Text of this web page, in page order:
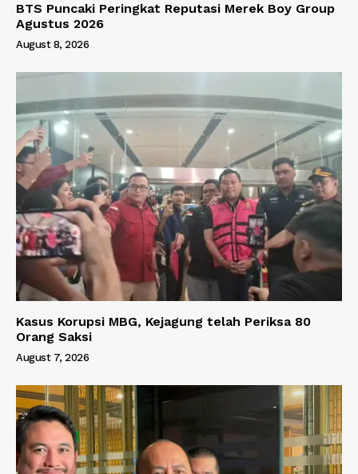
BTS Puncaki Peringkat Reputasi Merek Boy Group
Agustus 2026
August 8, 2026
Kasus Korupsi MBG, Kejagung telah Periksa 80
Orang Saksi
August 7, 2026